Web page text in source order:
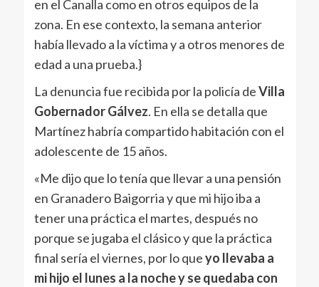
en el Canalla como en otros equipos de la
zona. En ese contexto, la semana anterior
había llevado a la víctima y a otros menores de
edad a una prueba.}
La denuncia fue recibida por la policía deVilla
Gobernador Gálvez. En ella se detalla que
Martínez habría compartido habitación con el
adolescente de 15 años.
«Me dijo que lo tenía que llevar a una pensión
en Granadero Baigorria y que mi hijo iba a
tener una práctica el martes, después no
porque se jugaba el clásico y que la práctica
final sería el viernes, por lo queyo llevaba a
mi hijo el lunes a la noche y se quedaba con